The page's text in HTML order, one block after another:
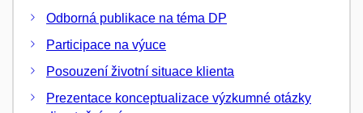
Odborná publikace na téma DP
Participace na výuce
Posouzení životní situace klienta
Prezentace konceptualizace výzkumné otázky